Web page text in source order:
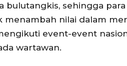
bulutangkis, sehingga
nilai dalam
event-event
wartawan.